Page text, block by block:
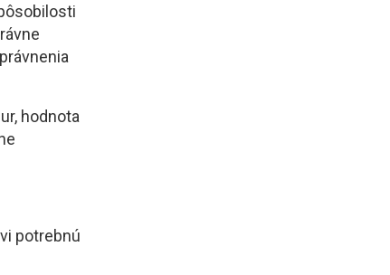
hodnota
potrebnú